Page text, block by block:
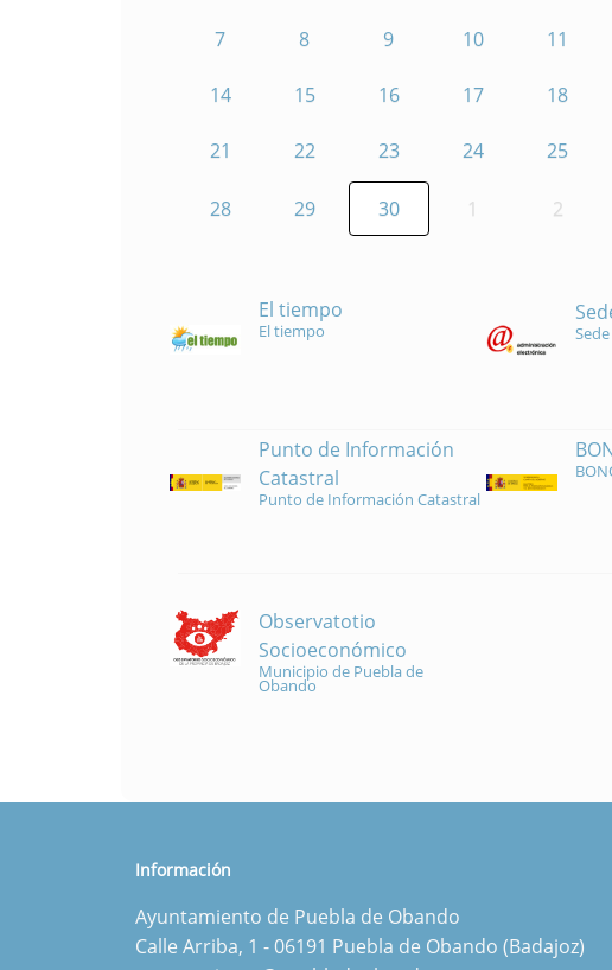
7 8 9 10 11
14 15 16 17 18
21 22 23 24 25
28 29 30 1 2
El tiempo
El tiempo
Punto de Información
Catastral
Punto de Información Catastral
Observatotio
Socioeconómico
Municipio de Puebla de
Obando
Información
Ayuntamiento de Puebla de Obando
Calle Arriba, 1 - 06191 Puebla de Obando (Badajoz)